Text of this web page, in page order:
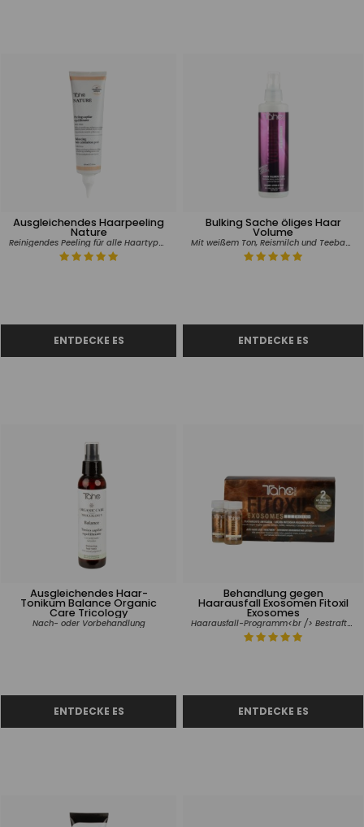
Ausgleichendes Haarpeeling
Nature
Reinigendes Peeling für alle Haartypen und Kopfhaut
Bulking Sache öliges Haar
Volume
Mit weißem Ton, Reismilch und Teebaumöl
Ausgleichendes Haar-
Tonikum Balance Organic
Care Tricology
Nach- oder Vorbehandlung
Behandlung gegen
Haarausfall Exosomen Fitoxil
Exosomes
Haarausfall-Programm<br /> Bestraftes Haar